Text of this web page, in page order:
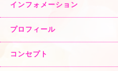
インフォメーション
プロフィール
コンセプト